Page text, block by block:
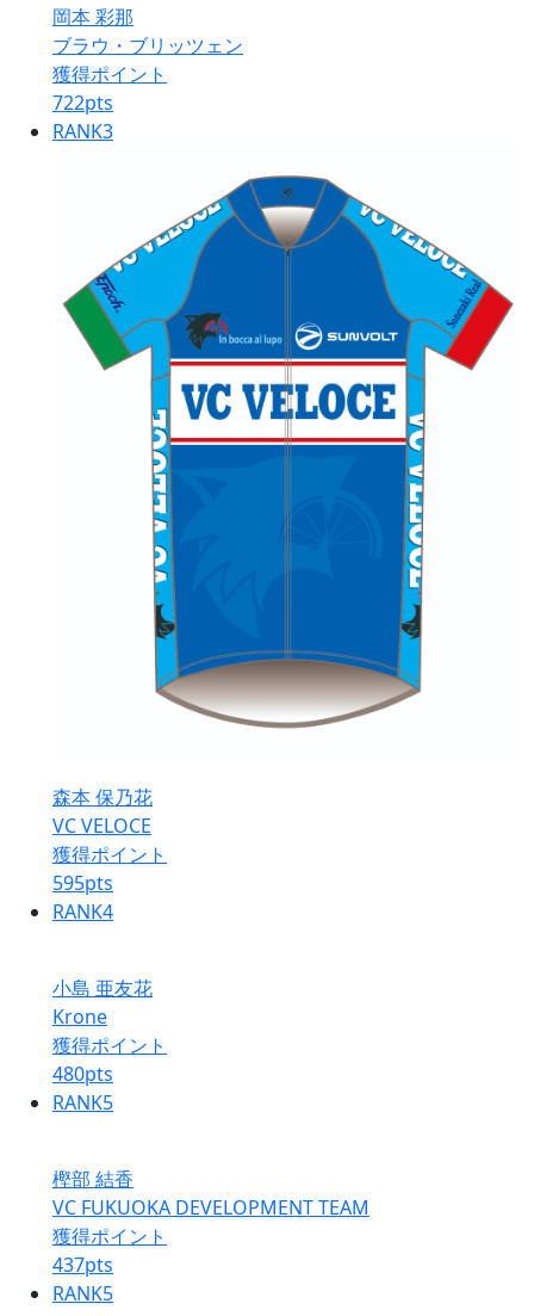
岡本 彩那
ブラウ・ブリッツェン
獲得ポイント
722pts
RANK3
森本 保乃花
VC VELOCE
獲得ポイント
595pts
RANK4
小島 亜友花
Krone
獲得ポイント
480pts
RANK5
樫部 結香
VC FUKUOKA DEVELOPMENT TEAM
獲得ポイント
437pts
RANK5